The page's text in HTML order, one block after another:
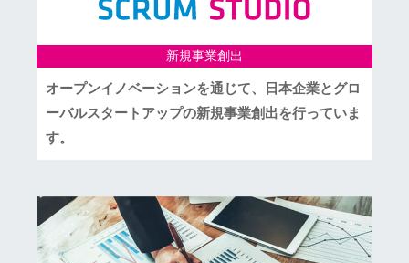
新規事業創出
オープンイノベーションを通じて、日本企業とグロ
ーバルスタートアップの新規事業創出を行っていま
す。